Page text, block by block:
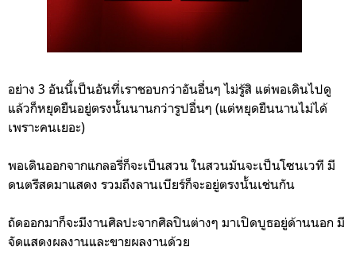
อย่าง 3 อันนี้เป็นอันที่เราชอบกว่าอันอื่นๆ ไม่รู้สิ แต่พอเดินไปดู
แล้วก็หยุดยืนอยู่ตรงนั้นนานกว่ารูปอื่นๆ (แต่หยุดยืนนานไม่ได้
เพราะคนเยอะ)
พอเดินออกจากแกลอรี่ก็จะเป็นสวน ในสวนมันจะเป็นโซนเวที มี
ดนตรีสดมาแสดง รวมถึงลานเบียร์ก็จะอยู่ตรงนั้นเช่นกัน
ถัดออกมาก็จะมีงานศิลปะจากศิลปินต่างๆ มาเปิดบูธอยู่ด้านนอก มี
จัดแสดงผลงานและขายผลงานด้วย